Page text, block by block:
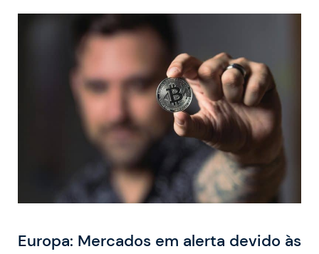
Europa: Mercados em alerta devido às